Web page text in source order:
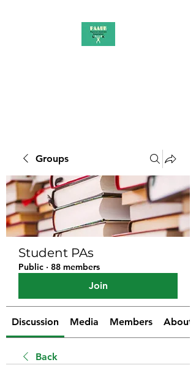
Groups
Student PAs
Public · 88 members
Join
Discussion Media Members About
Back